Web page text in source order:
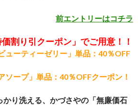
前エントリーはコチラ
割り引クーポン」でご用意！！
ューティーゼリー」単品：40％OFF
ソープ」単品：40％OFFクーポン！
かり洗える、かづさやの「無廉価石